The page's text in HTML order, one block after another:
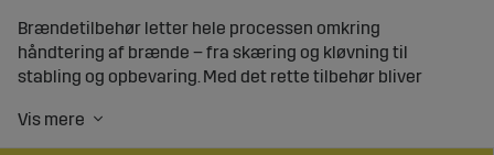
Brændetilbehør letter hele processen omkring
håndtering af brænde – fra skæring og kløvning til
stabling og opbevaring. Med det rette tilbehør bliver
uanset om du håndterer brænde til hjemmebrug eller
professionel brug.